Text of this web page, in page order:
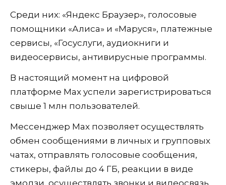
Среди них: «Яндекс Браузер», голосовые
помощники «Алиса» и «Маруся», платежные
сервисы, «Госуслуги, аудиокниги и
видеосервисы, антивирусные программы.
В настоящий момент на цифровой
платформе Мax успели зарегистрироваться
свыше 1 млн пользователей.
Мессенджер Мax позволяет осуществлять
обмен сообщениями в личных и групповых
чатах, отправлять голосовые сообщения,
стикеры, файлы до 4 ГБ, реакции в виде